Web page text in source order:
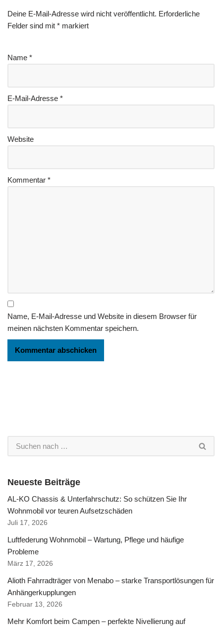
Deine E-Mail-Adresse wird nicht veröffentlicht. Erforderliche
Felder sind mit * markiert
Name *
E-Mail-Adresse *
Website
Kommentar *
Name, E-Mail-Adresse und Website in diesem Browser für
meinen nächsten Kommentar speichern.
Neueste Beiträge
AL-KO Chassis & Unterfahrschutz: So schützen Sie Ihr
Wohnmobil vor teuren Aufsetzschäden
Juli 17, 2026
Luftfederung Wohnmobil – Wartung, Pflege und häufige
Probleme
März 17, 2026
Alioth Fahrradträger von Menabo – starke Transportlösungen für
Anhängerkupplungen
Februar 13, 2026
Mehr Komfort beim Campen – perfekte Nivellierung auf